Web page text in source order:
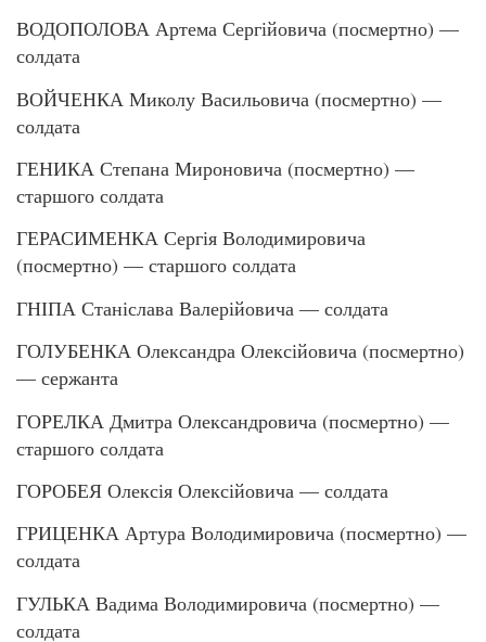
ВОДОПОЛОВА Артема Сергійовича (посмертно) —
солдата
ВОЙЧЕНКА Миколу Васильовича (посмертно) —
солдата
ГЕНИКА Степана Мироновича (посмертно) —
старшого солдата
ГЕРАСИМЕНКА Сергія Володимировича
(посмертно) — старшого солдата
ГНІПА Станіслава Валерійовича — солдата
ГОЛУБЕНКА Олександра Олексійовича (посмертно)
— сержанта
ГОРЕЛКА Дмитра Олександровича (посмертно) —
старшого солдата
ГОРОБЕЯ Олексія Олексійовича — солдата
ГРИЦЕНКА Артура Володимировича (посмертно) —
солдата
ГУЛЬКА Вадима Володимировича (посмертно) —
солдата